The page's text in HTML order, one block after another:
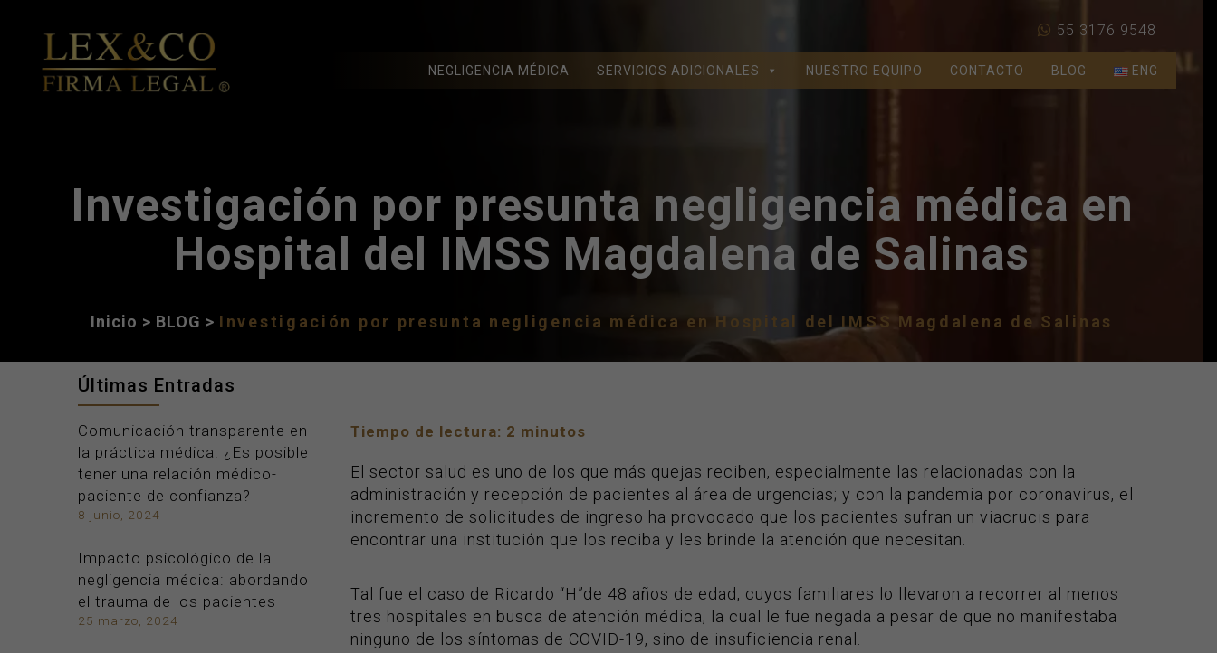
55 3176 9548
NEGLIGENCIA MÉDICA SERVICIOS ADICIONALES NUESTRO EQUIPO CONTACTO BLOG ENG
Investigación por presunta negligencia médica en
Hospital del IMSS Magdalena de Salinas
Inicio > BLOG > Investigación por presunta negligencia médica en Hospital del IMSS Magdalena de Salinas
Tiempo de lectura: 2 minutos
El sector salud es uno de los que más quejas reciben, especialmente las relacionadas con la
administración y recepción de pacientes al área de urgencias; y con la pandemia por coronavirus, el
incremento de solicitudes de ingreso ha provocado que los pacientes sufran un viacrucis para
encontrar una institución que los reciba y les brinde la atención que necesitan.
Tal fue el caso de Ricardo “H”de 48 años de edad, cuyos familiares lo llevaron a recorrer al menos
tres hospitales en busca de atención médica, la cual le fue negada a pesar de que no manifestaba
ninguno de los síntomas de COVID-19, sino de insuficiencia renal.
Últimas Entradas
Comunicación transparente en
la práctica médica: ¿Es posible
tener una relación médico-
paciente de confianza?
8 junio, 2024
Impacto psicológico de la
negligencia médica: abordando
el trauma de los pacientes
25 marzo, 2024